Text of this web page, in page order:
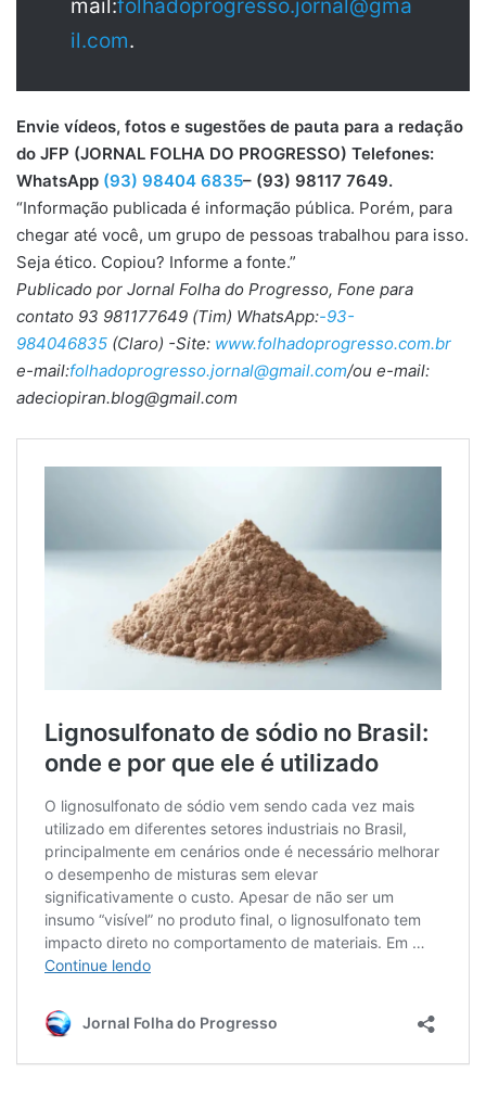
mail:folhadoprogresso.jornal@gma
il.com.
Envie vídeos, fotos e sugestões de pauta para a redação
do JFP (JORNAL FOLHA DO PROGRESSO) Telefones:
WhatsApp (93) 98404 6835– (93) 98117 7649.
“Informação publicada é informação pública. Porém, para
chegar até você, um grupo de pessoas trabalhou para isso.
Seja ético. Copiou? Informe a fonte.”
Publicado por Jornal Folha do Progresso, Fone para
contato 93 981177649 (Tim) WhatsApp:-93-
984046835 (Claro) -Site: www.folhadoprogresso.com.br
e-mail:folhadoprogresso.jornal@gmail.com/ou e-mail:
adeciopiran.blog@gmail.com